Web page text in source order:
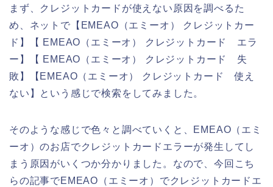
まず、クレジットカードが使えない原因を調べるた
め、ネットで【EMEAO（エミーオ） クレジットカー
ド】【 EMEAO（エミーオ） クレジットカード エラ
ー】【 EMEAO（エミーオ） クレジットカード 失
敗】【EMEAO（エミーオ） クレジットカード 使え
ない】という感じで検索をしてみました。
そのような感じで色々と調べていくと、EMEAO（エミ
ーオ）のお店でクレジットカードエラーが発生してし
まう原因がいくつか分かりました。なので、今回こち
らの記事でEMEAO（エミーオ）でクレジットカードエ